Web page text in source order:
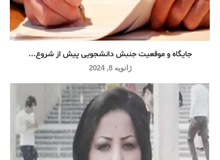
جایگاه و موقعیت جنبش دانشجویی پیش از شروع...
ژانویه 8, 2024